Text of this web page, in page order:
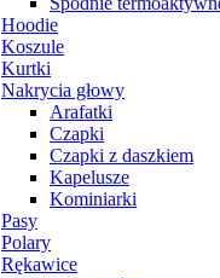
Hoodie
Koszule
Kurtki
Nakrycia głowy
Arafatki
Czapki
Czapki z daszkiem
Kapelusze
Kominiarki
Pasy
Polary
Rękawice